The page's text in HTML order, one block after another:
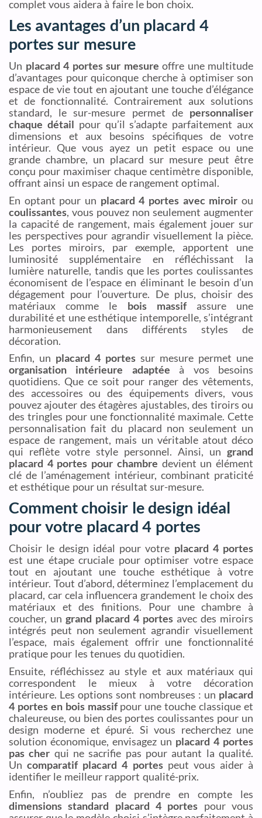
complet vous aidera à faire le bon choix.
Les avantages d’un placard 4
portes sur mesure
Un placard 4 portes sur mesure offre une multitude
d’avantages pour quiconque cherche à optimiser son
espace de vie tout en ajoutant une touche d’élégance
et de fonctionnalité. Contrairement aux solutions
standard, le sur-mesure permet de personnaliser
chaque détail pour qu’il s’adapte parfaitement aux
dimensions et aux besoins spécifiques de votre
intérieur. Que vous ayez un petit espace ou une
grande chambre, un placard sur mesure peut être
conçu pour maximiser chaque centimètre disponible,
offrant ainsi un espace de rangement optimal.
En optant pour un placard 4 portes avec miroir ou
coulissantes, vous pouvez non seulement augmenter
la capacité de rangement, mais également jouer sur
les perspectives pour agrandir visuellement la pièce.
Les portes miroirs, par exemple, apportent une
luminosité supplémentaire en réfléchissant la
lumière naturelle, tandis que les portes coulissantes
économisent de l’espace en éliminant le besoin d’un
dégagement pour l’ouverture. De plus, choisir des
matériaux comme le bois massifassure une
durabilité et une esthétique intemporelle, s’intégrant
harmonieusement dans différents styles de
décoration.
Enfin, un placard 4 portes sur mesure permet une
organisation intérieure adaptée à vos besoins
quotidiens. Que ce soit pour ranger des vêtements,
des accessoires ou des équipements divers, vous
pouvez ajouter des étagères ajustables, des tiroirs ou
des tringles pour une fonctionnalité maximale. Cette
personnalisation fait du placard non seulement un
espace de rangement, mais un véritable atout déco
qui reflète votre style personnel. Ainsi, un grand
placard 4 portes pour chambre devient un élément
clé de l’aménagement intérieur, combinant praticité
et esthétique pour un résultat sur-mesure.
Comment choisir le design idéal
pour votre placard 4 portes
Choisir le design idéal pour votre placard 4 portes
est une étape cruciale pour optimiser votre espace
tout en ajoutant une touche esthétique à votre
intérieur. Tout d’abord, déterminez l’emplacement du
placard, car cela influencera grandement le choix des
matériaux et des finitions. Pour une chambre à
coucher, un grand placard 4 portes avec des miroirs
intégrés peut non seulement agrandir visuellement
l’espace, mais également offrir une fonctionnalité
pratique pour les tenues du quotidien.
Ensuite, réfléchissez au style et aux matériaux qui
correspondent le mieux à votre décoration
intérieure. Les options sont nombreuses : un placard
4 portes en bois massifpour une touche classique et
chaleureuse, ou bien des portes coulissantes pour un
design moderne et épuré. Si vous recherchez une
solution économique, envisagez un placard 4 portes
pas cher qui ne sacrifie pas pour autant la qualité.
Uncomparatif placard 4 portespeut vous aider à
identifier le meilleur rapport qualité-prix.
Enfin, n’oubliez pas de prendre en compte les
dimensions standard placard 4 portes pour vous